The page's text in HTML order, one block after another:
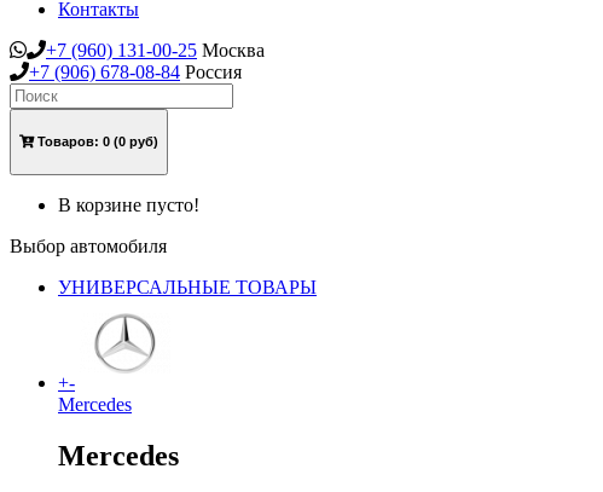
Контакты
+7 (960) 131-00-25 Москва
+7 (906) 678-08-84 Россия
Товаров: 0 (0 руб)
В корзине пусто!
Выбор автомобиля
УНИВЕРСАЛЬНЫЕ ТОВАРЫ
+-
Mercedes
Mercedes